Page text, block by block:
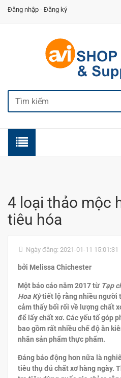
Đăng nhập - Đăng ký
4 loại thảo mộc
tiêu hóa
Ngày đăng: 2021-01-11 15:01:31
bởi Melissa Chichester
Một báo cáo năm 2017 từ Tạp
Hoa Kỳtiết lộ rằng nhiều người
cảm thấy bối rối về lượng chất
để lấy chất xơ. Các yếu tố góp
bao gồm rất nhiều chế độ ăn
nhãn sản phẩm thực phẩm.
Đáng báo động hơn nữa là
tiêu thụ đủ chất xơ hàng ngày.